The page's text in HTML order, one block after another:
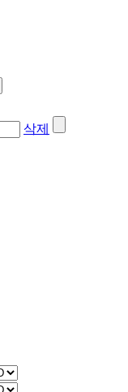
삭제